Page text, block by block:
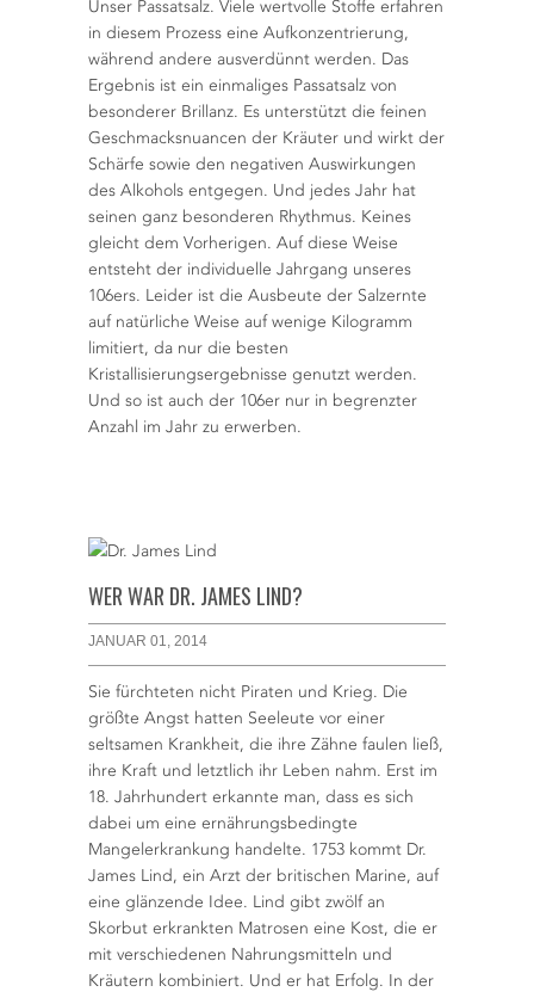
Unser Passatsalz. Viele wertvolle Stoffe erfahren
in diesem Prozess eine Aufkonzentrierung,
während andere ausverdünnt werden. Das
Ergebnis ist ein einmaliges Passatsalz von
besonderer Brillanz. Es unterstützt die feinen
Geschmacksnuancen der Kräuter und wirkt der
Schärfe sowie den negativen Auswirkungen
des Alkohols entgegen. Und jedes Jahr hat
seinen ganz besonderen Rhythmus. Keines
gleicht dem Vorherigen. Auf diese Weise
entsteht der individuelle Jahrgang unseres
106ers. Leider ist die Ausbeute der Salzernte
auf natürliche Weise auf wenige Kilogramm
limitiert, da nur die besten
Kristallisierungsergebnisse genutzt werden.
Und so ist auch der 106er nur in begrenzter
Anzahl im Jahr zu erwerben.
WER WAR DR. JAMES LIND?
JANUAR 01, 2014
Sie fürchteten nicht Piraten und Krieg. Die
größte Angst hatten Seeleute vor einer
seltsamen Krankheit, die ihre Zähne faulen ließ,
ihre Kraft und letztlich ihr Leben nahm. Erst im
18. Jahrhundert erkannte man, dass es sich
dabei um eine ernährungsbedingte
Mangelerkrankung handelte. 1753 kommt Dr.
James Lind, ein Arzt der britischen Marine, auf
eine glänzende Idee. Lind gibt zwölf an
Skorbut erkrankten Matrosen eine Kost, die er
mit verschiedenen Nahrungsmitteln und
Kräutern kombiniert. Und er hat Erfolg. In der